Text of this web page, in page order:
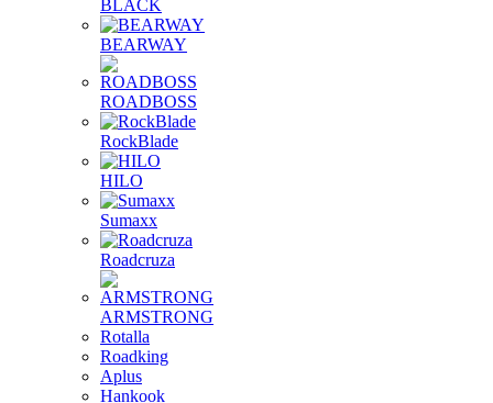
BLACK
BEARWAY
ROADBOSS
RockBlade
HILO
Sumaxx
Roadcruza
ARMSTRONG
Rotalla
Roadking
Aplus
Hankook